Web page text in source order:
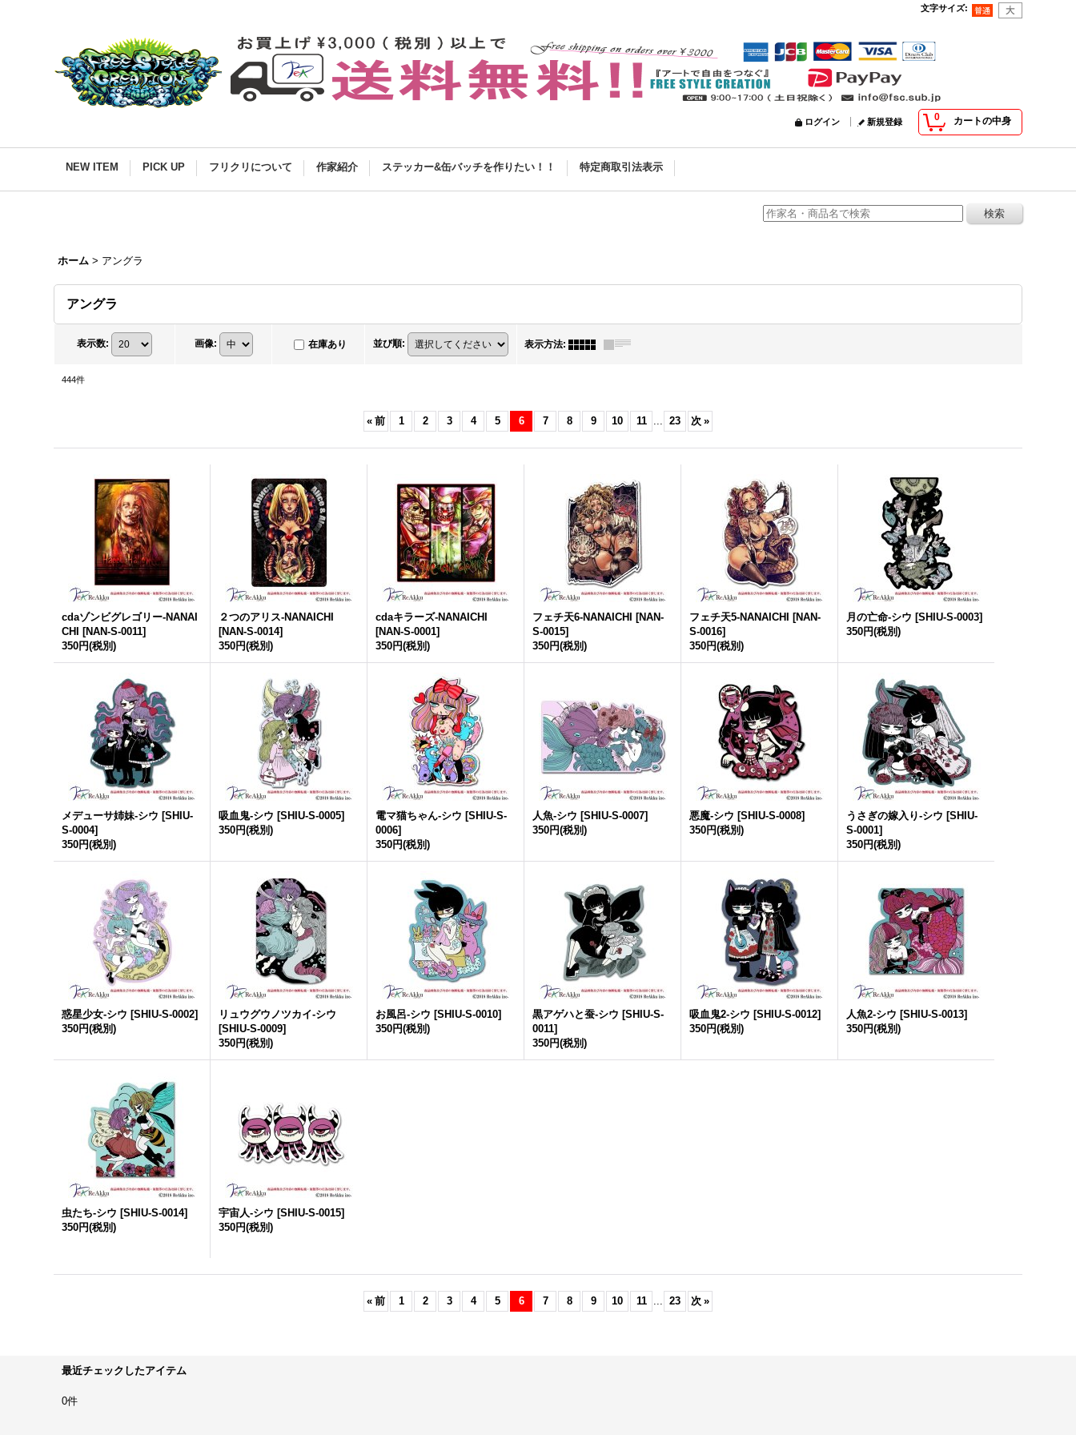
文字サイズ:
0 カートの中身
ログイン 新規登録
NEW ITEM PICK UP フリクリについて 作家紹介 ステッカー&缶バッチを作りたい！！ 特定商取引法表示
ホーム > アングラ
アングラ
表示数: 画像: 在庫あり 並び順: 表示方法:
444件
« 前 1 2 3 4 5 6 7 8 9 10 11 ... 23 次 »
cdaゾンビグレゴリー-NANAI
CHI
[NAN-S-0011]
350円(税別)
２つのアリス-NANAICHI
[NAN-S-0014]
350円(税別)
cdaキラーズ-NANAICHI
[NAN-S-0001]
350円(税別)
フェチ天6-NANAICHI [NAN-
S-0015]
350円(税別)
フェチ天5-NANAICHI [NAN-
S-0016]
350円(税別)
月の亡命-シウ [SHIU-S-0003]
350円(税別)
メデューサ姉妹-シウ [SHIU-
S-0004]
350円(税別)
吸血鬼-シウ [SHIU-S-0005]
350円(税別)
電マ猫ちゃん-シウ [SHIU-S-
0006]
350円(税別)
人魚-シウ [SHIU-S-0007]
350円(税別)
悪魔-シウ [SHIU-S-0008]
350円(税別)
うさぎの嫁入り-シウ [SHIU-
S-0001]
350円(税別)
惑星少女-シウ [SHIU-S-0002]
350円(税別)
リュウグウノツカイ-シウ
[SHIU-S-0009]
350円(税別)
お風呂-シウ [SHIU-S-0010]
350円(税別)
黒アゲハと蚕-シウ [SHIU-S-
0011]
350円(税別)
吸血鬼2-シウ [SHIU-S-0012]
350円(税別)
人魚2-シウ [SHIU-S-0013]
350円(税別)
虫たち-シウ [SHIU-S-0014]
350円(税別)
宇宙人-シウ [SHIU-S-0015]
350円(税別)
« 前 1 2 3 4 5 6 7 8 9 10 11 ... 23 次 »
最近チェックしたアイテム
0件